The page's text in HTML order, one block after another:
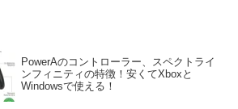
で、購入する際の参考にしてください！
PowerAのコントローラー、スペクトライ
ンフィニティの特徴！安くてXboxと
Windowsで使える！